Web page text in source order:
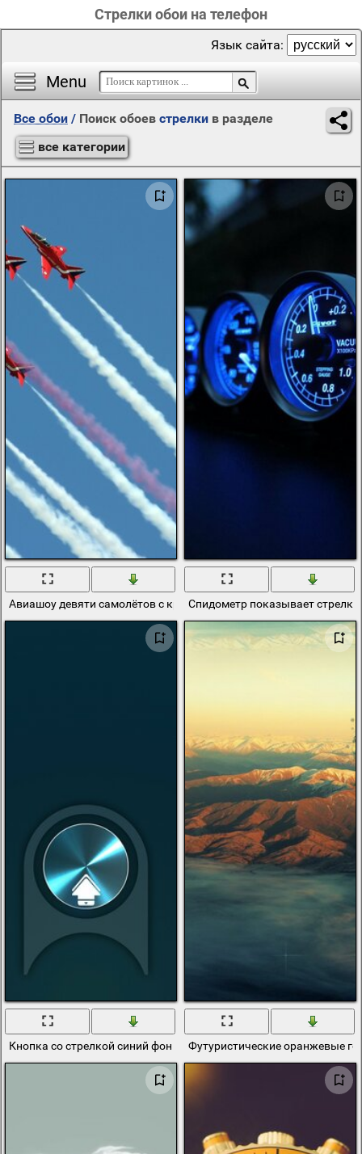
Стрелки обои на телефон
Menu
Язык сайта:
Все обои / Поиск обоев стрелки в разделе
все категории
Авиашоу девяти самолётов с красной стрелкойСпидометр показывает стрелки
Кнопка со стрелкой синий фон Футуристические оранжевые